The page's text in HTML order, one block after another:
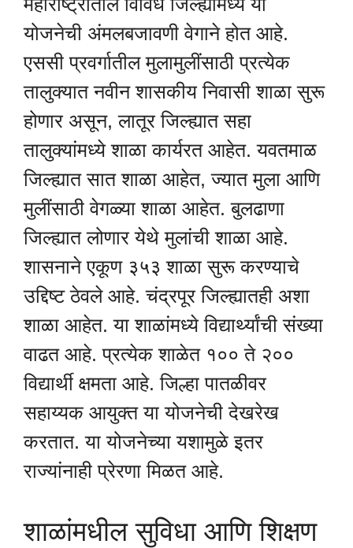
योजनेची अंमलबजावणी वेगाने होत आहे.
एससी प्रवर्गातील मुलामुलींसाठी प्रत्येक
तालुक्यात नवीन शासकीय निवासी शाळा सुरू
होणार असून, लातूर जिल्ह्यात सहा
तालुक्यांमध्ये शाळा कार्यरत आहेत. यवतमाळ
जिल्ह्यात सात शाळा आहेत, ज्यात मुला आणि
मुलींसाठी वेगळ्या शाळा आहेत. बुलढाणा
जिल्ह्यात लोणार येथे मुलांची शाळा आहे.
शासनाने एकूण ३५३ शाळा सुरू करण्याचे
उद्दिष्ट ठेवले आहे. चंद्रपूर जिल्ह्यातही अशा
शाळा आहेत. या शाळांमध्ये विद्यार्थ्यांची संख्या
वाढत आहे. प्रत्येक शाळेत १०० ते २००
विद्यार्थी क्षमता आहे. जिल्हा पातळीवर
सहाय्यक आयुक्त या योजनेची देखरेख
करतात. या योजनेच्या यशामुळे इतर
राज्यांनाही प्रेरणा मिळत आहे.
शाळांमधील सुविधा आणि शिक्षण